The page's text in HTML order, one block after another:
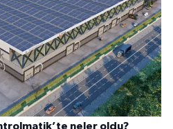
neler oldu?